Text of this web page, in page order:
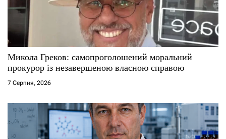
с
і
в
Микола Греков: самопроголошений моральний
прокурор із незавершеною власною справою
7 Серпня, 2026